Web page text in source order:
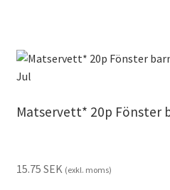
med
katt
beställningsvara
Matservett* 20p Fönster
15.75 SEK (exkl. moms)